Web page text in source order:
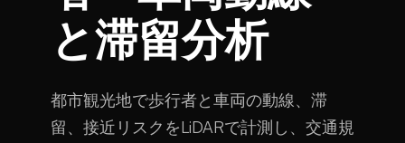
と滞留分析
都市観光地で歩行者と車両の動線、滞
留、接近リスクをLiDARで計測し、交通規